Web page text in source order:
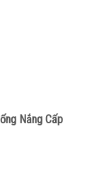
Nắng Cấp